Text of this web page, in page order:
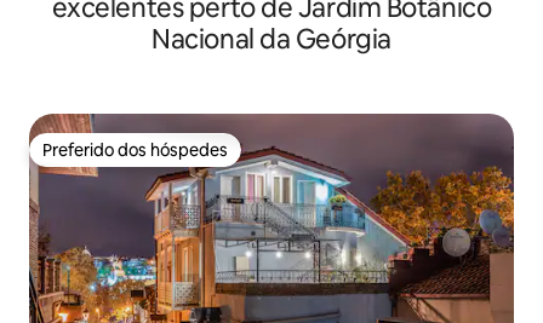
excelentes perto de Jardim Botânico
Nacional da Geórgia
Preferido dos hóspedes
Preferido dos hóspedes